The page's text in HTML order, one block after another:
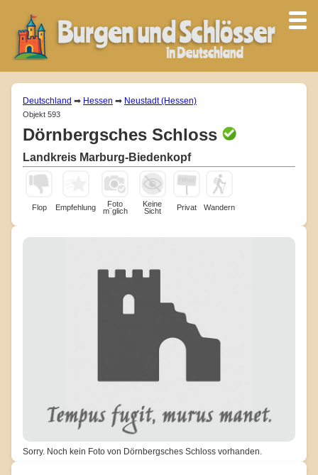
Deutschland ➡ Hessen ➡ Neustadt (Hessen)
Objekt 593
Dörnbergsches Schloss
Landkreis Marburg-Biedenkopf
Flop Empfehlung
Foto
m¨glich
Keine
Sicht
Privat Wandern
Sorry. Noch kein Foto von Dörnbergsches Schloss vorhanden.